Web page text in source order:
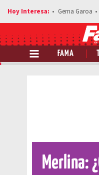
Gema Garoa
FAMA
Merlina: